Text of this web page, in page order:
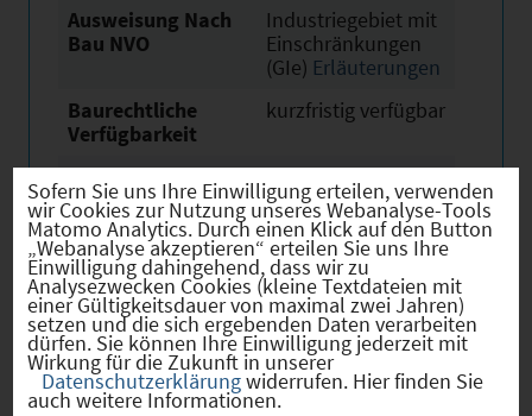
Ausweisung Nach
Bau NVO
Industriegebiet mit
Einschränkungen
(GIe) Erläuterungen
Baurechtliche
Verfügbarkeit
kurzfristig verfügbar
Erwerb
sofort verfügbar
Eigentümer
öffentlich und
privat
Derzeitige Nutzung
Land- oder
Fortwirtschaftlich
Beschreibung /
besondere
Merkmale
Das
Bebauungsplanauf
stellungverfahren
Sofern Sie uns Ihre Einwilligung erteilen, verwenden
wir Cookies zur Nutzung unseres Webanalyse-Tools
Matomo Analytics. Durch einen Klick auf den Button
„Webanalyse akzeptieren“ erteilen Sie uns Ihre
Einwilligung dahingehend, dass wir zu
Analysezwecken Cookies (kleine Textdateien mit
einer Gültigkeitsdauer von maximal zwei Jahren)
setzen und die sich ergebenden Daten verarbeiten
dürfen. Sie können Ihre Einwilligung jederzeit mit
Wirkung für die Zukunft in unserer
Datenschutzerklärungwiderrufen. Hier finden Sie
auch weitere Informationen.